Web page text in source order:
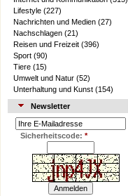
Lifestyle (227)
Nachrichten und Medien (27)
Nachschlagen (21)
Reisen und Freizeit (396)
Sport (90)
Tiere (15)
Umwelt und Natur (52)
Unterhaltung und Kunst (154)
Newsletter
Sicherheitscode: *